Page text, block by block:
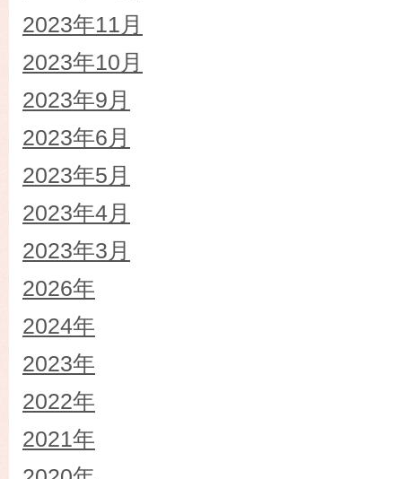
2023年11月
2023年10月
2023年9月
2023年6月
2023年5月
2023年4月
2023年3月
2026年
2024年
2023年
2022年
2021年